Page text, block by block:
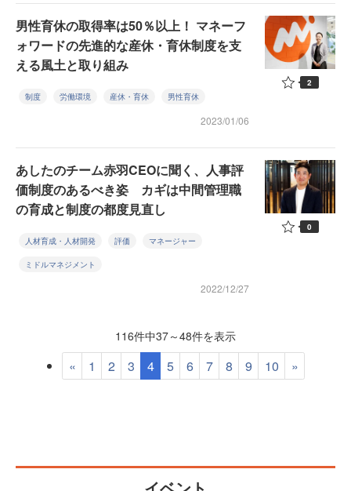
男性育休の取得率は50％以上！ マネーフ
ォワードの先進的な産休・育休制度を支
える風土と取り組み
制度 労働環境 産休・育休 男性育休
2023/01/06
2
あしたのチーム赤羽CEOに聞く、人事評
価制度のあるべき姿 カギは中間管理職
の育成と制度の都度見直し
人材育成・人材開発 評価 マネージャー
ミドルマネジメント
2022/12/27
0
116件中37～48件を表示
« 1 2 3 4 5 6 7 8 9 10 »